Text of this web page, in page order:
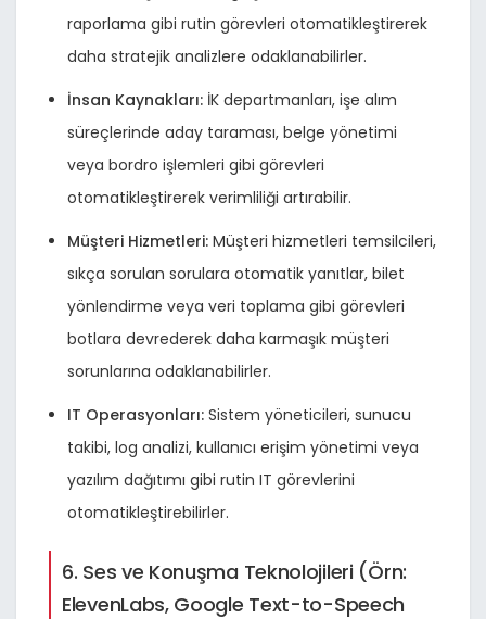
raporlama gibi rutin görevleri otomatikleştirerek
daha stratejik analizlere odaklanabilirler.
İnsan Kaynakları: İK departmanları, işe alım
süreçlerinde aday taraması, belge yönetimi
veya bordro işlemleri gibi görevleri
otomatikleştirerek verimliliği artırabilir.
Müşteri Hizmetleri: Müşteri hizmetleri temsilcileri,
sıkça sorulan sorulara otomatik yanıtlar, bilet
yönlendirme veya veri toplama gibi görevleri
botlara devrederek daha karmaşık müşteri
sorunlarına odaklanabilirler.
IT Operasyonları: Sistem yöneticileri, sunucu
takibi, log analizi, kullanıcı erişim yönetimi veya
yazılım dağıtımı gibi rutin IT görevlerini
otomatikleştirebilirler.
6. Ses ve Konuşma Teknolojileri (Örn:
ElevenLabs, Google Text-to-Speech